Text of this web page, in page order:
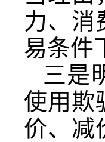
力、消
易条件
三是
使用欺
价、减